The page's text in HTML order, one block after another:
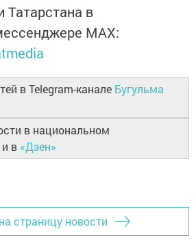
Татарстана в
MАХ:
в Telegram-канале Бугульма
в национальном
и в «Дзен»
страницу новости